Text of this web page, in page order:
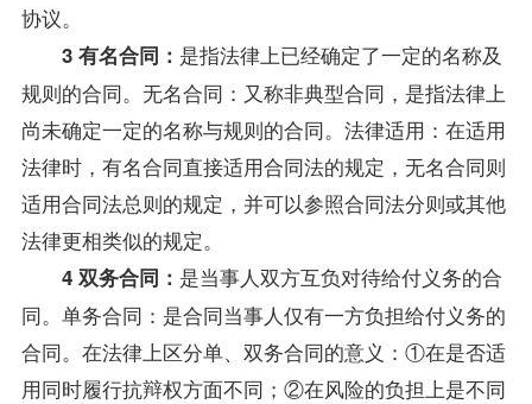
协议。
3 有名合同： 是指法律上已经确定了一定的名称及
规则的合同。无名合同：又称非典型合同，是指法律上
尚未确定一定的名称与规则的合同。法律适用：在适用
法律时，有名合同直接适用合同法的规定，无名合同则
适用合同法总则的规定，并可以参照合同法分则或其他
法律更相类似的规定。
4 双务合同： 是当事人双方互负对待给付义务的合
同。单务合同：是合同当事人仅有一方负担给付义务的
合同。在法律上区分单、双务合同的意义：①在是否适
用同时履行抗辩权方面不同；②在风险的负担上是不同